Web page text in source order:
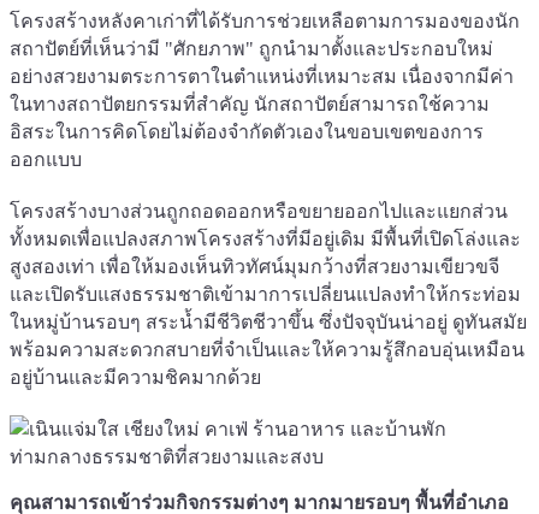
โครงสร้างหลังคาเก่าที่ได้รับการช่วยเหลือตามการมองของนัก
สถาปัตย์ที่เห็นว่ามี "ศักยภาพ" ถูกนำมาตั้งและประกอบใหม่
อย่างสวยงามตระการตาในตำแหน่งที่เหมาะสม เนื่องจากมีค่า
ในทางสถาปัตยกรรมที่สำคัญ นักสถาปัตย์สามารถใช้ความ
อิสระในการคิดโดยไม่ต้องจำกัดตัวเองในขอบเขตของการ
ออกแบบ
โครงสร้างบางส่วนถูกถอดออกหรือขยายออกไปและแยกส่วน
ทั้งหมดเพื่อแปลงสภาพโครงสร้างที่มีอยู่เดิม มีพื้นที่เปิดโล่งและ
สูงสองเท่า เพื่อให้มองเห็นทิวทัศน์มุมกว้างที่สวยงามเขียวขจี
และเปิดรับแสงธรรมชาติเข้ามาการเปลี่ยนแปลงทำให้กระท่อม
ในหมู่บ้านรอบๆ สระน้ำมีชีวิตชีวาขึ้น ซึ่งปัจจุบันน่าอยู่ ดูทันสมัย
พร้อมความสะดวกสบายที่จำเป็นและให้ความรู้สึกอบอุ่นเหมือน
อยู่บ้านและมีความชิคมากด้วย
คุณสามารถเข้าร่วมกิจกรรมต่างๆ มากมายรอบๆ พื้นที่อำเภอ